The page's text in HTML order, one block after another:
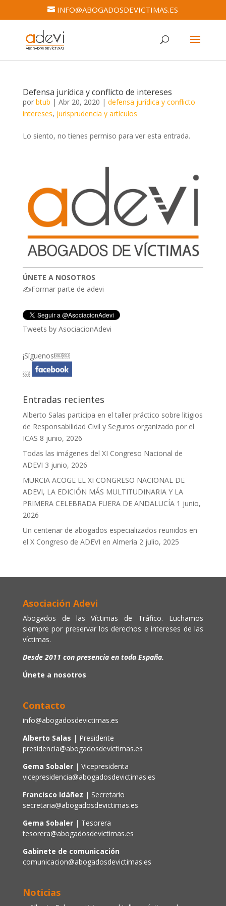
INFO@ABOGADOSDEVICTIMAS.ES
Defensa jurídica y conflicto de intereses
por btub | Abr 20, 2020 | defensa jurídica y conflicto
intereses, jurisprudencia y artículos
Lo siento, no tienes permiso para ver esta entrada.
ÚNETE A NOSOTROS
✍Formar parte de adevi
Tweets by AsociacionAdevi
¡Síguenos!￼￼
￼
Entradas recientes
Alberto Salas participa en el taller práctico sobre litigios
de Responsabilidad Civil y Seguros organizado por el
ICAS 8 junio, 2026
Todas las imágenes del XI Congreso Nacional de
ADEVI 3 junio, 2026
MURCIA ACOGE EL XI CONGRESO NACIONAL DE
ADEVI, LA EDICIÓN MÁS MULTITUDINARIA Y LA
PRIMERA CELEBRADA FUERA DE ANDALUCÍA 1 junio,
2026
Un centenar de abogados especializados reunidos en
el X Congreso de ADEVI en Almería 2 julio, 2025
Asociación Adevi
Abogados de las Víctimas de Tráfico. Luchamos
siempre por preservar los derechos e intereses de las
víctimas.
Desde 2011 con presencia en toda España.
Únete a nosotros
Contacto
info@abogadosdevictimas.es
Alberto Salas | Presidente
presidencia@abogadosdevictimas.es
Gema Sobaler | Vicepresidenta
vicepresidencia@abogadosdevictimas.es
Francisco Idáñez | Secretario
secretaria@abogadosdevictimas.es
Gema Sobaler| Tesorera
tesorera@abogadosdevictimas.es
Gabinete de comunicación
comunicacion@abogadosdevictimas.es
Noticias